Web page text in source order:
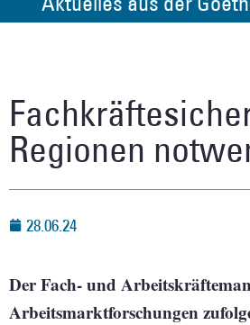
Regionen
28.06.24
Der Fach- und
Arbeitsmarktforschungen